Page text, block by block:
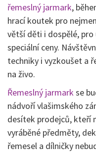
řemeslný jarmark,
hrací koutek pro
větší děti i dospělé, pro
speciální ceny.
techniky i vyzkoušet a
na živo.
Řemeslný jarmark se
nádvoří vlašimského
desítek prodejců, kteří
vyráběné předměty,
řemesel a dílničky